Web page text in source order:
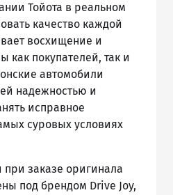
Тойота в реальном
качество каждой
восхищение и
как покупателей, так и
автомобили
надежностью и
исправное
суровых условиях
при заказе оригинала
под брендом Drive Joy,